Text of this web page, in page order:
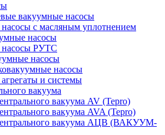
вакуумные насосы
с масляным уплотнением
насосы
РУТС
насосы
насосы
и системы
вакуума
вакуума AV (Tepro)
вакуума AVA (Tepro)
вакуума АЦВ (ВАКУУМ-